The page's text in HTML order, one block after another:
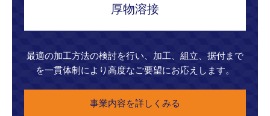
厚物溶接
最適の加工方法の検討を行い、加工、組立、据付まで
を一貫体制により高度なご要望にお応えします。
事業内容を詳しくみる